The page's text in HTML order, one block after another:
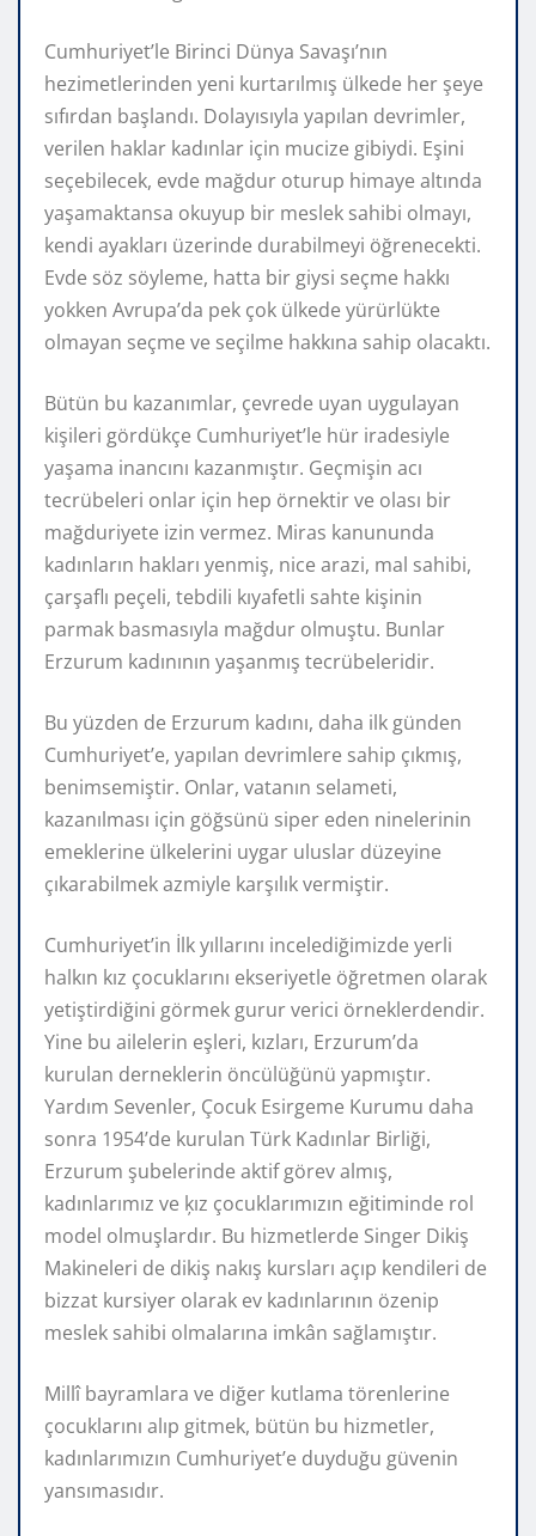
Cumhuriyet’le Birinci Dünya Savaşı’nın
hezimetlerinden yeni kurtarılmış ülkede her şeye
sıfırdan başlandı. Dolayısıyla yapılan devrimler,
verilen haklar kadınlar için mucize gibiydi. Eşini
seçebilecek, evde mağdur oturup himaye altında
yaşamaktansa okuyup bir meslek sahibi olmayı,
kendi ayakları üzerinde durabilmeyi öğrenecekti.
Evde söz söyleme, hatta bir giysi seçme hakkı
yokken Avrupa’da pek çok ülkede yürürlükte
olmayan seçme ve seçilme hakkına sahip olacaktı.
Bütün bu kazanımlar, çevrede uyan uygulayan
kişileri gördükçe Cumhuriyet’le hür iradesiyle
yaşama inancını kazanmıştır. Geçmişin acı
tecrübeleri onlar için hep örnektir ve olası bir
mağduriyete izin vermez. Miras kanununda
kadınların hakları yenmiş, nice arazi, mal sahibi,
çarşaflı peçeli, tebdili kıyafetli sahte kişinin
parmak basmasıyla mağdur olmuştu. Bunlar
Erzurum kadınının yaşanmış tecrübeleridir.
Bu yüzden de Erzurum kadını, daha ilk günden
Cumhuriyet’e, yapılan devrimlere sahip çıkmış,
benimsemiştir. Onlar, vatanın selameti,
kazanılması için göğsünü siper eden ninelerinin
emeklerine ülkelerini uygar uluslar düzeyine
çıkarabilmek azmiyle karşılık vermiştir.
Cumhuriyet’in İlk yıllarını incelediğimizde yerli
halkın kız çocuklarını ekseriyetle öğretmen olarak
yetiştirdiğini görmek gurur verici örneklerdendir.
Yine bu ailelerin eşleri, kızları, Erzurum’da
kurulan derneklerin öncülüğünü yapmıştır.
Yardım Sevenler, Çocuk Esirgeme Kurumu daha
sonra 1954’de kurulan Türk Kadınlar Birliği,
Erzurum şubelerinde aktif görev almış,
kadınlarımız ve ķız çocuklarımızın eğitiminde rol
model olmuşlardır. Bu hizmetlerde Singer Dikiş
Makineleri de dikiş nakış kursları açıp kendileri de
bizzat kursiyer olarak ev kadınlarının özenip
meslek sahibi olmalarına imkân sağlamıştır.
Millî bayramlara ve diğer kutlama törenlerine
çocuklarını alıp gitmek, bütün bu hizmetler,
kadınlarımızın Cumhuriyet’e duyduğu güvenin
yansımasıdır.